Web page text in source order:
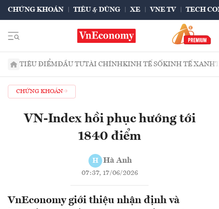
CHỨNG KHOÁN TIÊU & DÙNG XE VNE TV TECH
TIÊU ĐIỂMĐẦU TƯTÀI CHÍNHKINH TẾ SỐKINH TẾ XANH
CHỨNG KHOÁN
VN-Index hồi phục hướng tới
1840 điểm
H Hà Anh
07:37, 17/06/2026
VnEconomy giới thiệu nhận định và